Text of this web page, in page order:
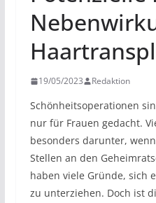
19/05/2023 Redaktion
Schönheitsoperationen
nur für Frauen gedacht.
besonders darunter,
Stellen an den
haben viele Gründe, sich
zu unterziehen. Doch ist